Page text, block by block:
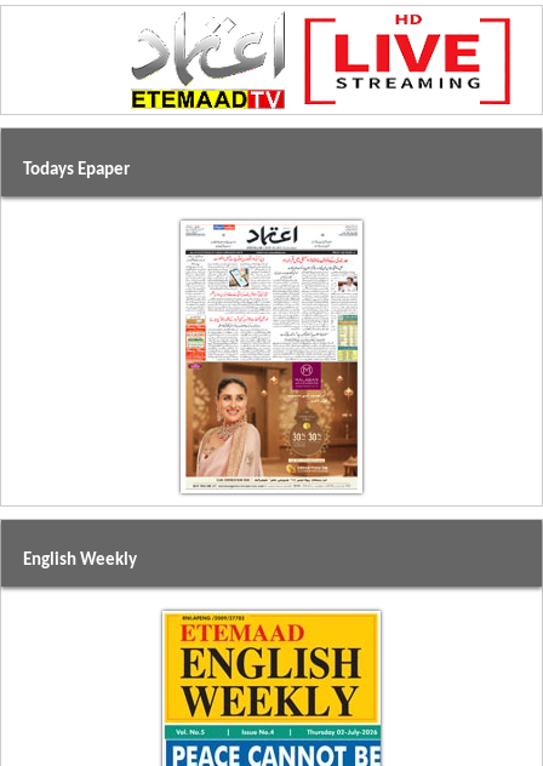
Todays Epaper
English Weekly